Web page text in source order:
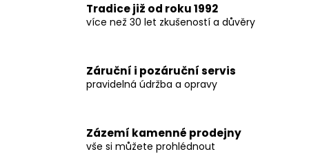
Tradice již od roku 1992
více než 30 let zkušeností a důvěry
Záruční i pozáruční servis
pravidelná údržba a opravy
Zázemí kamenné prodejny
vše si můžete prohlédnout